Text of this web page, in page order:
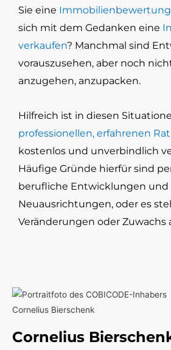
Sie eine Immobilienbewertung
sich mit dem Gedanken eine
verkaufen? Manchmal sind
vorauszusehen, aber noch
anzugehen, anzupacken.
Hilfreich ist in diesen
professionellen, erfahrenen
kostenlos und unverbindlich
Häufige Gründe hierfür sind
berufliche Entwicklungen und
Neuausrichtungen, oder es
Veränderungen oder Zuwachs
Cornelius